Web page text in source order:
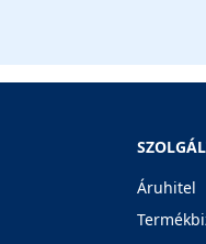
Áruhitel